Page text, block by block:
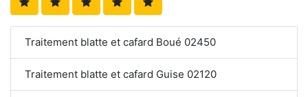
Traitement blatte et cafard Boué 02450
Traitement blatte et cafard Guise 02120